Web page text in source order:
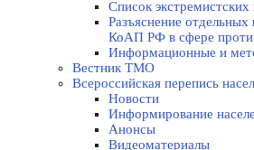
Список экстремистских
Разъяснение
КоАП РФ в сфере
Информационные и
Вестник ТМО
Всероссийская перепись
Новости
Информирование
Анонсы
Видеоматериалы